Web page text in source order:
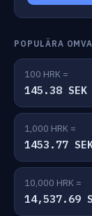
POPULÄRA
100 HRK =
145.38 SEK
1,000 HRK =
1453.77
10,000 HRK =
14,537.69